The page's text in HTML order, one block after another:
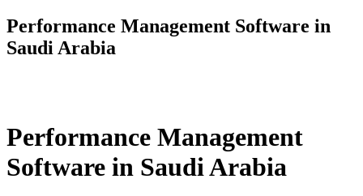
Performance Management Software in
Saudi Arabia
Performance Management
Software in Saudi Arabia